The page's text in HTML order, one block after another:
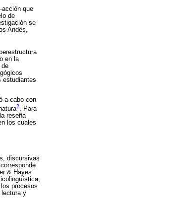
acción que
de
se
Andes,
en la
de
estudiantes
a cabo con
2. Para
reseña
los cuales
discursivas
& Hayes
procesos
lectura y